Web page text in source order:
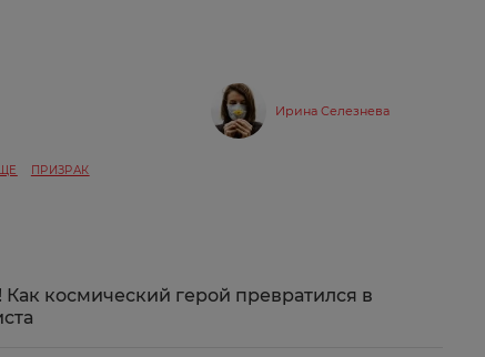
Ирина Селезнева
ПРИЗРАК
космический герой превратился в